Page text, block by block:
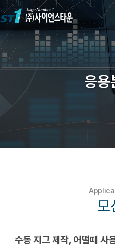
응용
모
수동 지그 제작, 어떨때 사